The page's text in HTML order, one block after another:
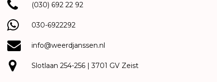
(030) 692 22 92
030-6922292
info@weerdjanssen.nl
Slotlaan 254-256 | 3701 GV Zeist